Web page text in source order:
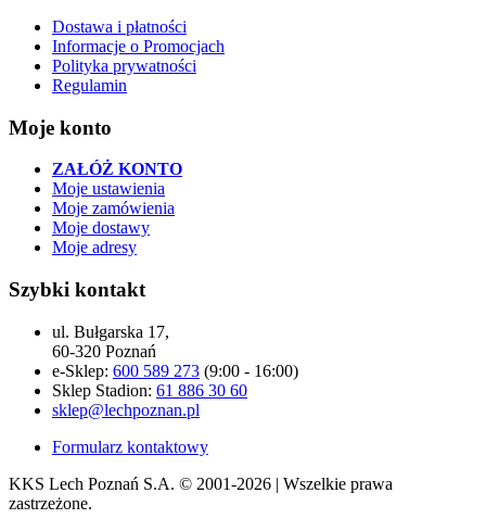
Dostawa i płatności
Informacje o Promocjach
Polityka prywatności
Regulamin
Moje konto
ZAŁÓŻ KONTO
Moje ustawienia
Moje zamówienia
Moje dostawy
Moje adresy
Szybki kontakt
ul. Bułgarska 17,
60-320 Poznań
e-Sklep: 600 589 273 (9:00 - 16:00)
Sklep Stadion: 61 886 30 60
sklep@lechpoznan.pl
Formularz kontaktowy
KKS Lech Poznań S.A. © 2001-2026 | Wszelkie prawa
zastrzeżone.